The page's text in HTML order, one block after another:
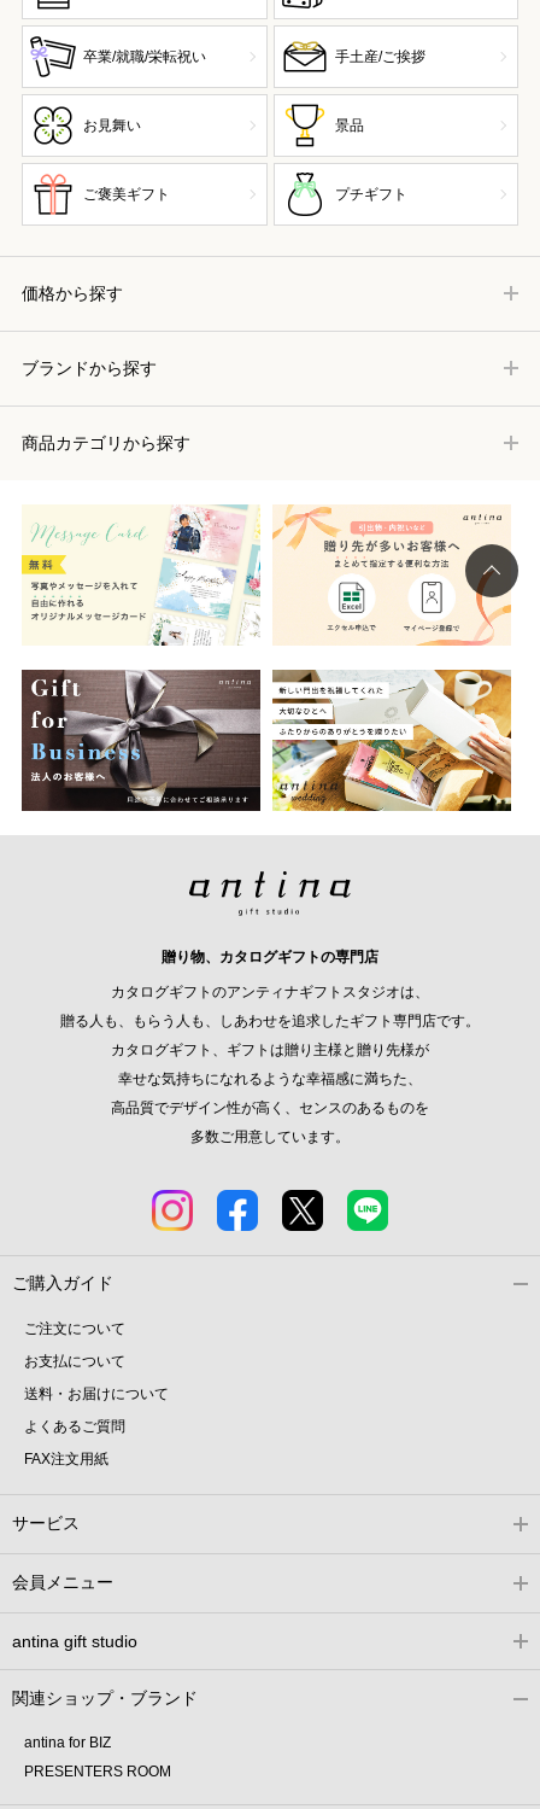
卒業/就職/栄転祝い 手土産/ご挨拶
お見舞い 景品
ご褒美ギフト プチギフト
価格から探す
ブランドから探す
商品カテゴリから探す
贈り物、カタログギフトの専門店
カタログギフトのアンティナギフトスタジオは、
贈る人も、もらう人も、しあわせを追求したギフト専門店です。
カタログギフト、ギフトは贈り主様と贈り先様が
幸せな気持ちになれるような幸福感に満ちた、
高品質でデザイン性が高く、センスのあるものを
多数ご用意しています。
ご購入ガイド
ご注文について
お支払について
送料・お届けについて
よくあるご質問
FAX注文用紙
サービス
会員メニュー
antina gift studio
関連ショップ・ブランド
antina for BIZ
PRESENTERS ROOM